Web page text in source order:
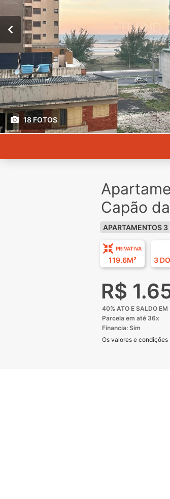
18 FOTOS
Capão
APARTAMENTOS
PRIVATIVA
119.6M² 3
R$
40% ATO E SALDO
Parcela em até 36x
Financia: Sim
Os valores e